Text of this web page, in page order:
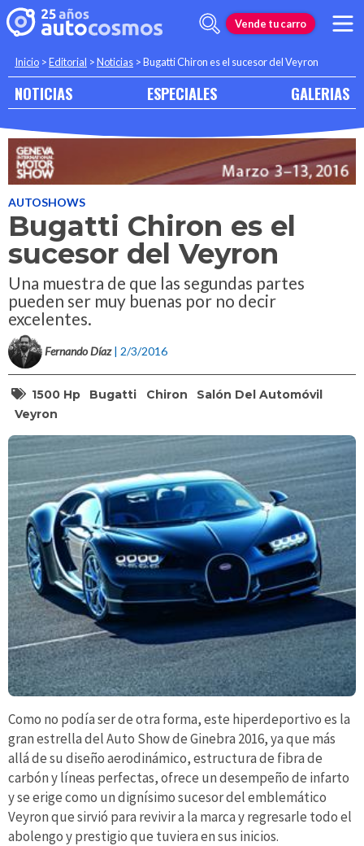
Vende tu carro
Inicio >Editorial >Noticias >Bugatti Chiron es el sucesor del Veyron
NOTICIAS ESPECIALES GALERIAS
AUTOSHOWS
Bugatti Chiron es el
sucesor del Veyron
Una muestra de que las segundas partes
pueden ser muy buenas por no decir
excelentes.
Fernando Díaz | 2/3/2016
1500 Hp Bugatti Chiron
Salón Del Automóvil
Veyron
Como no podía ser de otra forma, este hiperdeportivo es la
gran estrella del Auto Show de Ginebra 2016, ya que más
allá de su diseño aerodinámico, estructura de fibra de
carbón y líneas perfectas, ofrece un desempeño de infarto
y se erige como un dignísimo sucesor del emblemático
Veyron que sirvió para revivir a la marca y regresarle todo el
abolengo y prestigio que tuviera en sus inicios.